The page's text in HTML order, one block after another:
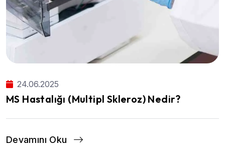
24.06.2025
MS Hastalığı (Multipl Skleroz) Nedir?
Devamını Oku